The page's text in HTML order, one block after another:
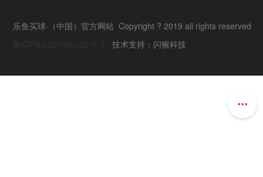
乐鱼买球·（中国）官方网站 Copyright ? 2019 all rights reserved
技术支持：闪猴科技